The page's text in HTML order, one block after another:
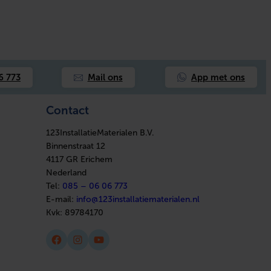
773 Mail ons App met ons
Contact
123InstallatieMaterialen B.V.
Binnenstraat 12
4117 GR Erichem
Nederland
Tel: 085 – 06 06 773
E-mail: info@123installatiematerialen.nl
Kvk: 89784170
Facebook Instagram YouTube